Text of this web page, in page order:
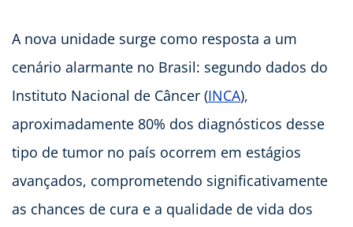
A nova unidade surge como resposta a um
cenário alarmante no Brasil: segundo dados do
Instituto Nacional de Câncer (INCA),
aproximadamente 80% dos diagnósticos desse
tipo de tumor no país ocorrem em estágios
avançados, comprometendo significativamente
as chances de cura e a qualidade de vida dos